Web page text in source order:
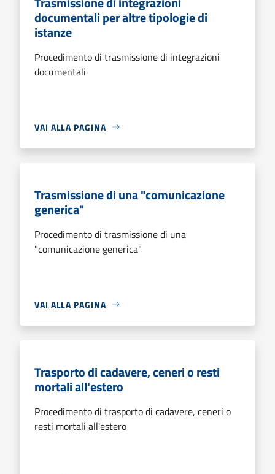
documentali per altre tipologie di
istanze
Procedimento di trasmissione di integrazioni
documentali
VAI ALLA PAGINA
Trasmissione di una "comunicazione
generica"
Procedimento di trasmissione di una
"comunicazione generica"
VAI ALLA PAGINA
Trasporto di cadavere, ceneri o resti
mortali all'estero
Procedimento di trasporto di cadavere, ceneri o
resti mortali all'estero